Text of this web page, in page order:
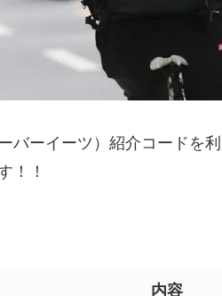
バーイーツ）紹介コードを
！！
内容